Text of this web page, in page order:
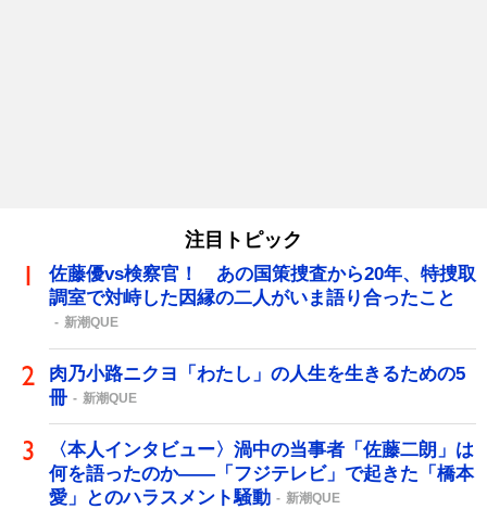
注目トピック
佐藤優vs検察官！ あの国策捜査から20年、特捜取
調室で対峙した因縁の二人がいま語り合ったこと
新潮QUE
肉乃小路ニクヨ「わたし」の人生を生きるための5
冊
新潮QUE
〈本人インタビュー〉渦中の当事者「佐藤二朗」は
何を語ったのか――「フジテレビ」で起きた「橋本
愛」とのハラスメント騒動
新潮QUE